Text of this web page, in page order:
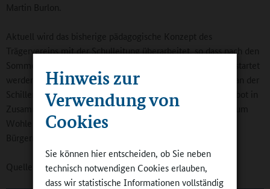
Hinweis zur
Verwendung von
Cookies
Sie können hier entscheiden, ob Sie neben
technisch notwendigen Cookies erlauben,
dass wir statistische Informationen vollständig
Martin Burlon.
Aktuell wird das bisherige pädagogische Konzept des
Trägervereins mit der Schulleitung überarbeitet, so dass nach den
Sommerferien mit dem erweiterten Betreuungsangebot gestartet
werden kann. „Wir freuen uns, dass wir die Veränderungen an der
Schillerschule auch mit einem erweiterten Betreuungsangebot in
Zusammenarbeit mit der Elternprojektgruppe konstruktiv zum
Wohle der Familien in Dreieich umsetzen können“, meint
Bürgermeister Martin Burlon abschließend.
Quelle: Stadt Dreieich